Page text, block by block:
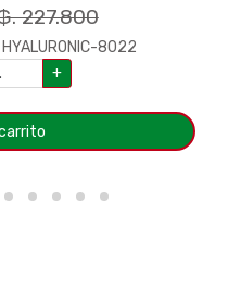
227.800
HYALURONIC-8022
+